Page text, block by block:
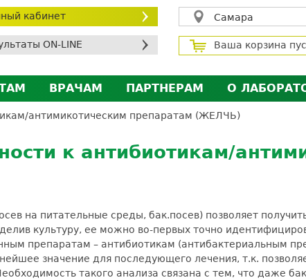
кабинет
ON-LINE
Самара
Ваша корзина
кабинет пациента
вычет
ВРАЧАМ
Личный кабинет врача
Экскурсия в лабораторию
ПАРТНЕРАМ
Личный кабинет партнёра
Экскурсия в лабораторию
О
Лицензии
Вакансии
антимикотическим препаратам (ЖЕЛЧЬ)
к антибиотикам/
на питательные среды, бак.посев) позволяет
культуру, ее можно во-первых точно
препаратам – антибиотикам (антибактериальным
значение для последующего лечения, т.к.
такого анализа связана с тем, что даже